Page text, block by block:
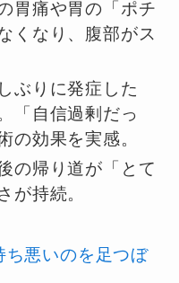
胃痛や胃の「ポチ
くなり、腹部がス
ぶりに発症した
「自信過剰だっ
の効果を実感。
の帰り道が「とて
が持続。
ち悪いのを足つぼ